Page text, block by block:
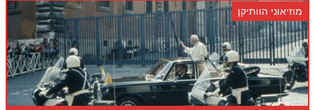
מוזיאוני הוותיקן